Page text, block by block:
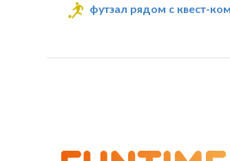
футзал рядом с квест-